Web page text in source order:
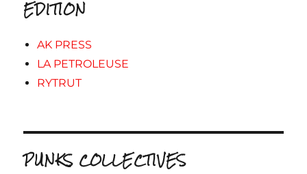
EDITION
AK PRESS
LA PETROLEUSE
RYTRUT
PUNKS COLLECTIVES